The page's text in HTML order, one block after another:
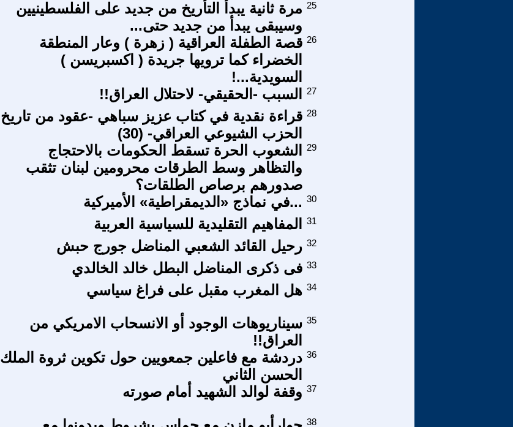
مرة ثانية يبدأ التأريخ من جديد على الفلسطينيين
وسيبقى يبدأ من جديد حتى...
25
قصة الطفلة العراقية ( زهرة ) وعار المنطقة
الخضراء كما ترويها جريدة ( اكسبريسن )
السويدية...!
26
السبب -الحقيقي- لاحتلال العراق!! 27
قراءة نقدية في كتاب عزيز سباهي -عقود من تاريخ
الحزب الشيوعي العراقي- (30)
28
الشعوب الحرة تسقط الحكومات بالاحتجاج
والتظاهر وسط الطرقات محرومين لبنان تثقب
صدورهم برصاص الطلقات؟
29
...في نماذج «الديمقراطية» الأميركية 30
المفاهيم التقليدية للسياسية العربية 31
رحيل القائد الشعبي المناضل جورج حبش 32
فى ذكرى المناضل البطل خالد الخالدي 33
هل المغرب مقبل على فراغ سياسي 34
سيناريوهات الوجود أو الانسحاب الامريكي من
العراق!!
35
دردشة مع فاعلين جمعويين حول تكوين ثروة الملك
الحسن الثاني
36
وقفة لوالد الشهيد أمام صورته 37
38